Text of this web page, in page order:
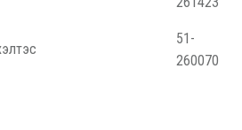
51-
260070